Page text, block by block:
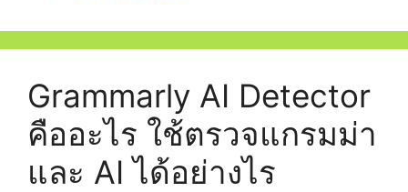
Grammarly AI Detector
คืออะไร ใช้ตรวจแกรมม่า
และ AI ได้อย่างไร